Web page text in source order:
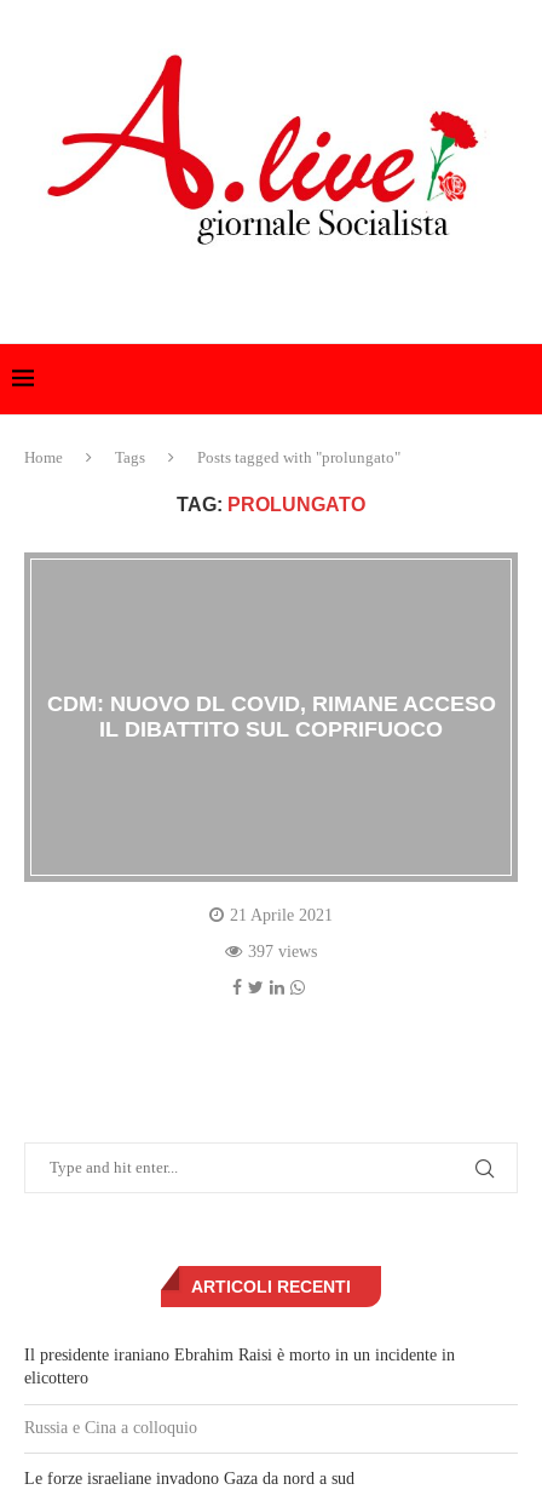
Home Tags Posts tagged with "prolungato"
TAG: PROLUNGATO
CDM: NUOVO DL COVID, RIMANE ACCESO
IL DIBATTITO SUL COPRIFUOCO
21 Aprile 2021
397 views
ARTICOLI RECENTI
Il presidente iraniano Ebrahim Raisi è morto in un incidente in
elicottero
Russia e Cina a colloquio
Le forze israeliane invadono Gaza da nord a sud